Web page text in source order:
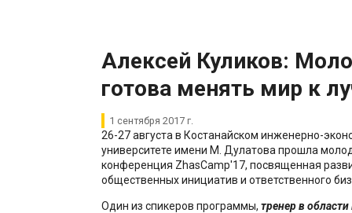
Алексей Куликов:
готова менять мир к
1 сентября 2017 г.
26-27 августа в Костанайском инженерно-
университете имени М. Дулатова прошла
конференция ZhasCamp'17, посвященная
общественных инициатив и ответственного
Один из спикеров программы, тренер в